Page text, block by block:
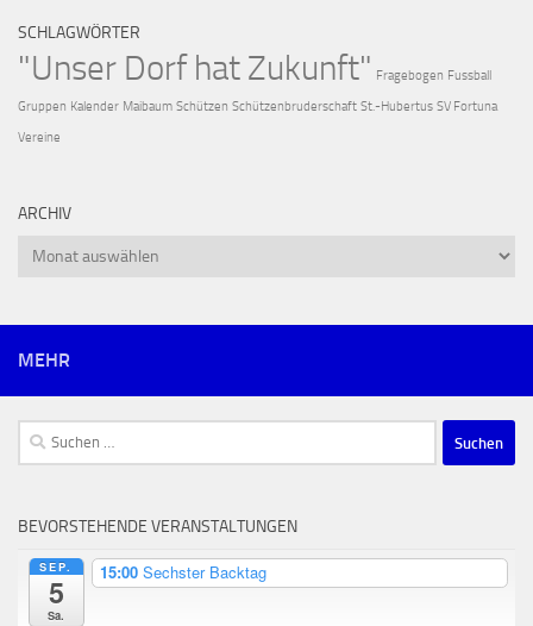
SCHLAGWÖRTER
"Unser Dorf hat Zukunft" Fragebogen Fussball
Gruppen Kalender Maibaum Schützen Schützenbruderschaft St.-Hubertus SV Fortuna
Vereine
ARCHIV
Archiv
MEHR
Suchen
nach:
BEVORSTEHENDE VERANSTALTUNGEN
SEP.
5
Sa.
15:00 Sechster Backtag